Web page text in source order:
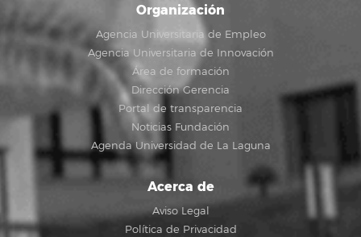
Organización
Agencia Universitaria de Empleo
Agencia Universitaria de Innovación
Área de formación
Dirección Gerencia
Portal de transparencia
Noticias Fundación
Agenda Universidad de La Laguna
Acerca de
Aviso Legal
Política de Privacidad